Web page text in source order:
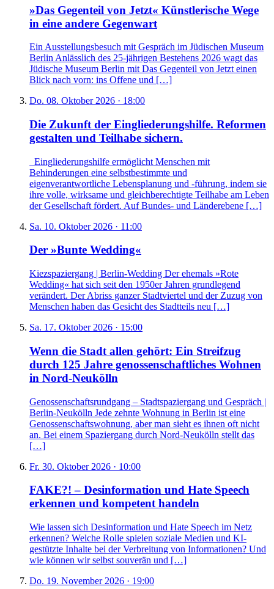
»Das Gegenteil von Jetzt« Künstlerische Wege
in eine andere Gegenwart
Ein Ausstellungsbesuch mit Gespräch im Jüdischen Museum
Berlin Anlässlich des 25-jährigen Bestehens 2026 wagt das
Jüdische Museum Berlin mit Das Gegenteil von Jetzt einen
Blick nach vorn: ins Offene und […]
Do. 08. Oktober 2026 · 18:00
Die Zukunft der Eingliederungshilfe. Reformen
gestalten und Teilhabe sichern.
Eingliederungshilfe ermöglicht Menschen mit
Behinderungen eine selbstbestimmte und
eigenverantwortliche Lebensplanung und -führung, indem sie
ihre volle, wirksame und gleichberechtigte Teilhabe am Leben
der Gesellschaft fördert. Auf Bundes- und Länderebene […]
Sa. 10. Oktober 2026 · 11:00
Der »Bunte Wedding«
Kiezspaziergang | Berlin-Wedding Der ehemals »Rote
Wedding« hat sich seit den 1950er Jahren grundlegend
verändert. Der Abriss ganzer Stadtviertel und der Zuzug von
Menschen haben das Gesicht des Stadtteils neu […]
Sa. 17. Oktober 2026 · 15:00
Wenn die Stadt allen gehört: Ein Streifzug
durch 125 Jahre genossenschaftliches Wohnen
in Nord-Neukölln
Genossenschaftsrundgang – Stadtspaziergang und Gespräch |
Berlin-Neukölln Jede zehnte Wohnung in Berlin ist eine
Genossenschaftswohnung, aber man sieht es ihnen oft nicht
an. Bei einem Spaziergang durch Nord-Neukölln stellt das
[…]
Fr. 30. Oktober 2026 · 10:00
FAKE?! – Desinformation und Hate Speech
erkennen und kompetent handeln
Wie lassen sich Desinformation und Hate Speech im Netz
erkennen? Welche Rolle spielen soziale Medien und KI-
gestützte Inhalte bei der Verbreitung von Informationen? Und
wie können wir selbst souverän und […]
Do. 19. November 2026 · 19:00